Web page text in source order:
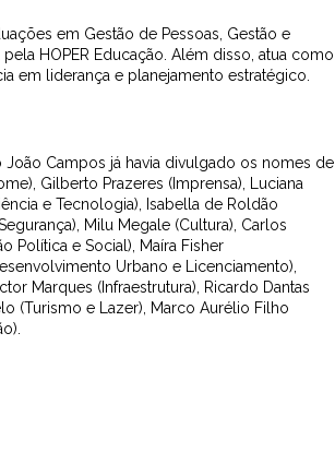
em Gestão de Pessoas, Gestão e
HOPER Educação. Além disso, atua como
em liderança e planejamento estratégico.
Campos já havia divulgado os nomes de
Gilberto Prazeres (Imprensa), Luciana
e Tecnologia), Isabella de Roldão
Milu Megale (Cultura), Carlos
Política e Social), Maíra Fisher
Urbano e Licenciamento),
Marques (Infraestrutura), Ricardo Dantas
(Turismo e Lazer), Marco Aurélio Filho